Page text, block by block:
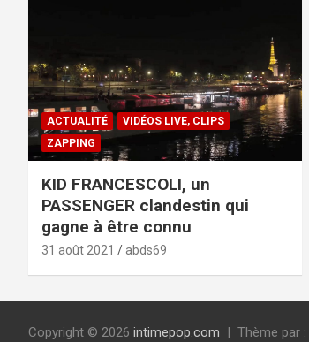
ACTUALITÉ
VIDÉOS LIVE, CLIPS
ZAPPING
KID FRANCESCOLI, un
PASSENGER clandestin qui
gagne à être connu
31 août 2021 abds69
Copyright © 2026 intimepop.com Thème par :